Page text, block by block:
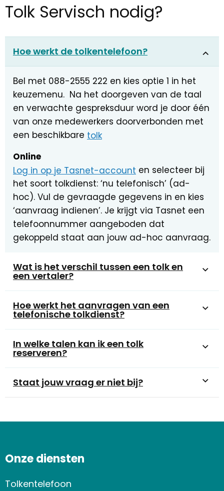
Tolk Servisch nodig?
Hoe werkt de tolkentelefoon?
Bel met 088-2555 222 en kies optie 1 in het
keuzemenu. Na het doorgeven van de taal
en verwachte gespreksduur word je door één
van onze medewerkers doorverbonden met
een beschikbare tolk
Online
Log in op je Tasnet-account en selecteer bij
het soort tolkdienst: ‘nu telefonisch’ (ad-
hoc). Vul de gevraagde gegevens in en kies
‘aanvraag indienen’. Je krijgt via Tasnet een
telefoonnummer aangeboden dat
gekoppeld staat aan jouw ad-hoc aanvraag.
Wat is het verschil tussen een tolk en
een vertaler?
Hoe werkt het aanvragen van een
telefonische tolkdienst?
In welke talen kan ik een tolk
reserveren?
Staat jouw vraag er niet bij?
Onze diensten
Tolkentelefoon